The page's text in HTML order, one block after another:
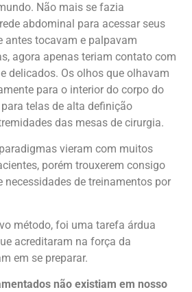
Não mais se fazia
abdominal para acessar seus
antes tocavam e palpavam
agora apenas teriam contato com
delicados. Os olhos que olhavam
para o interior do corpo do
telas de alta definição
das mesas de cirurgia.
vieram com muitos
porém trouxerem consigo
necessidades de treinamentos por
método, foi uma tarefa árdua
acreditaram na força da
em se preparar.
não existiam em nosso